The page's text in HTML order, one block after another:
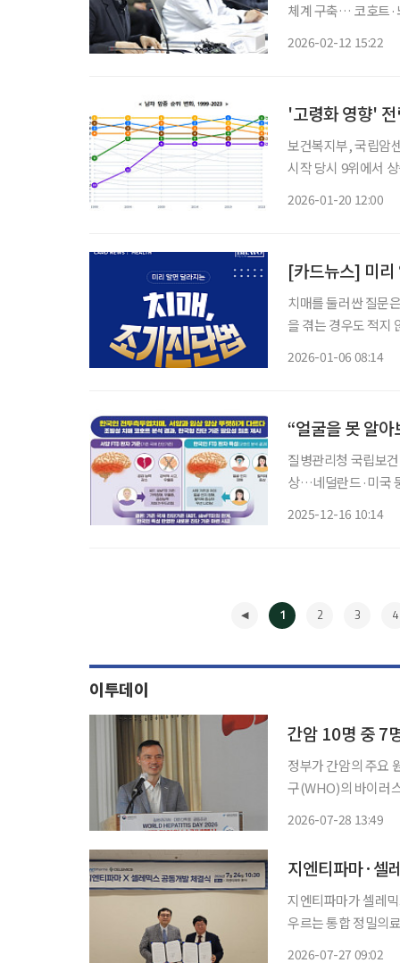
체계 구축… 코호트·
2026-02-12 15:22
'고령화 영향'
보건복지부, 국립암
시작 당시 9위에서 상승…폐암 1위→2
2026-01-20 12:00
[카드뉴스] 미리
치매를 둘러싼 질문
을 겪는 경우도 적지
2026-01-06 08:14
“얼굴을 못 알아
질병관리청 국립보
상…네덜란드·미국 둥 해외 기준
2025-12-16 10:14
1 2 3 4
이투데이
간암 10명 중 7
정부가 간암의 주요
구(WHO)의 바이러스간
2026-07-28 13:49
지엔티파마가 셀레
우르는 통합 정밀의료 플랫폼 개발에 나선
2026-07-27 09:02